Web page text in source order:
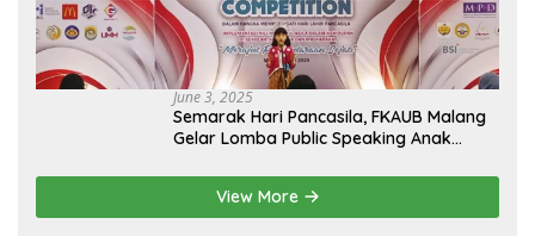
June 3, 2025
Semarak Hari Pancasila, FKAUB Malang
Gelar Lomba Public Speaking Anak
Pancasila
View More